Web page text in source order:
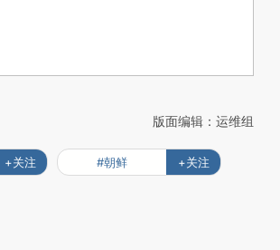
版面编辑：运维组
+关注 #朝鲜 +关注